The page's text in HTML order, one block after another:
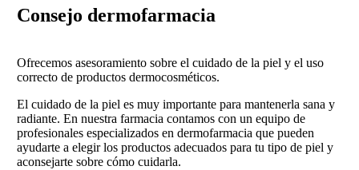
Consejo dermofarmacia
Ofrecemos asesoramiento sobre el cuidado de la piel y el uso
correcto de productos dermocosméticos.
El cuidado de la piel es muy importante para mantenerla sana y
radiante. En nuestra farmacia contamos con un equipo de
profesionales especializados en dermofarmacia que pueden
ayudarte a elegir los productos adecuados para tu tipo de piel y
aconsejarte sobre cómo cuidarla.